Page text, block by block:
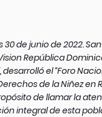
30 de junio de 2022.
República
desarrolló el “Foro
de la Niñez
de llamar la
integral de esta